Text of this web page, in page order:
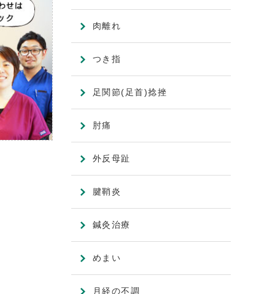
肉離れ
つき指
足関節(足首)捻挫
肘痛
外反母趾
腱鞘炎
鍼灸治療
めまい
月経の不調